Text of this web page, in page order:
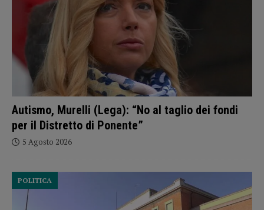
Autismo, Murelli (Lega): “No al taglio dei fondi
per il Distretto di Ponente”
5 Agosto 2026
POLITICA